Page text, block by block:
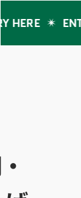
ENTRY HERE